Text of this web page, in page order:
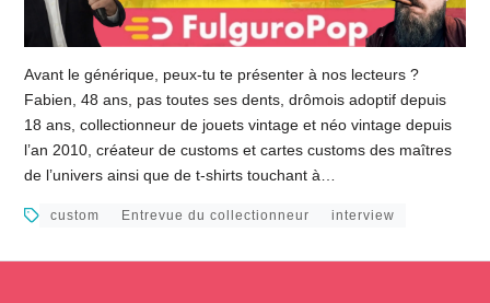
Avant le générique, peux-tu te présenter à nos lecteurs ?
Fabien, 48 ans, pas toutes ses dents, drômois adoptif depuis
18 ans, collectionneur de jouets vintage et néo vintage depuis
l’an 2010, créateur de customs et cartes customs des maîtres
de l’univers ainsi que de t-shirts touchant à…
custom Entrevue du collectionneur interview